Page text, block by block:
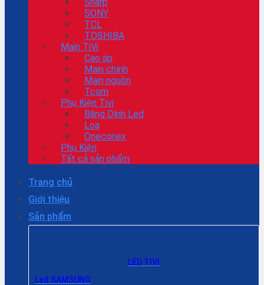
SONY
TCL
TOSHIBA
Main TiVi
Cao áp
Main chính
Main nguồn
Tcom
Phụ Kiện Tivi
Băng Dính Led
Loa
Oneconex
Phụ Kiện
Tất cả sản phẩm
Trang chủ
Giới thiệu
Sản phẩm
LED TIVI
Led SAMSUNG